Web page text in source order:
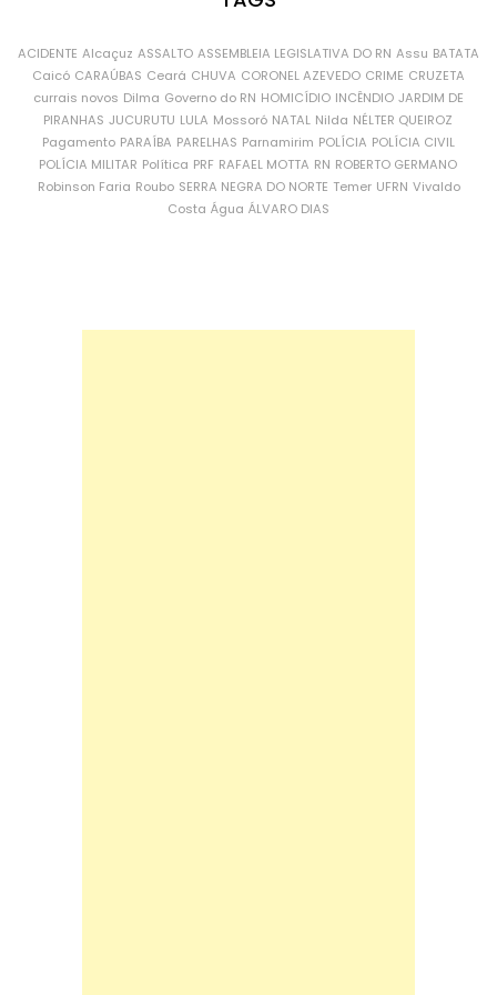
ACIDENTE Alcaçuz ASSALTO ASSEMBLEIA LEGISLATIVA DO RN Assu BATATA
Caicó CARAÚBAS Ceará CHUVA CORONEL AZEVEDO CRIME CRUZETA
currais novos Dilma Governo do RN HOMICÍDIO INCÊNDIO JARDIM DE
PIRANHAS JUCURUTU LULA Mossoró NATAL Nilda NÉLTER QUEIROZ
Pagamento PARAÍBA PARELHAS Parnamirim POLÍCIA POLÍCIA CIVIL
POLÍCIA MILITAR Política PRF RAFAEL MOTTA RN ROBERTO GERMANO
Robinson Faria Roubo SERRA NEGRA DO NORTE Temer UFRN Vivaldo
Costa Água ÁLVARO DIAS